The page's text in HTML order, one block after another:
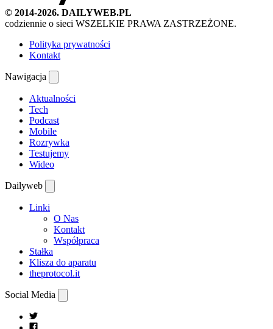
© 2014-2026. DAILYWEB.PL
codziennie o sieci WSZELKIE PRAWA ZASTRZEŻONE.
Polityka prywatności
Kontakt
Nawigacja
Aktualności
Tech
Podcast
Mobile
Rozrywka
Testujemy
Wideo
Dailyweb
Linki
O Nas
Kontakt
Współpraca
Stałka
Klisza do aparatu
theprotocol.it
Social Media